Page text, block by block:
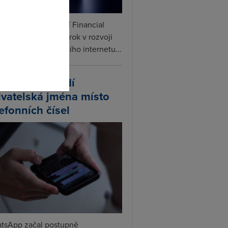
podle informací Financial
připravuje další krok v rozvoji
Vedle satelitního internetu...
zavádí
jména místo
čísel
začal postupně